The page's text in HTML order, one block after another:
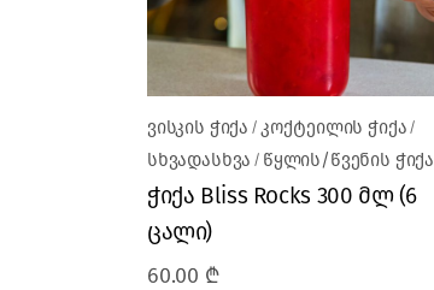
ვისკის ჭიქა
კოქტეილის ჭიქა
სხვადასხვა
წყლის/წვენის ჭიქა
ჭიქა Bliss Rocks 300 მლ (6
ცალი)
60.00 ₾